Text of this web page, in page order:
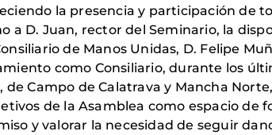
la presencia y participación de
a D. Juan, rector del Seminario, la
de Manos Unidas, D. Felipe
como Consiliario, durante los
Campo de Calatrava y Mancha
de la Asamblea como espacio de
y valorar la necesidad de seguir